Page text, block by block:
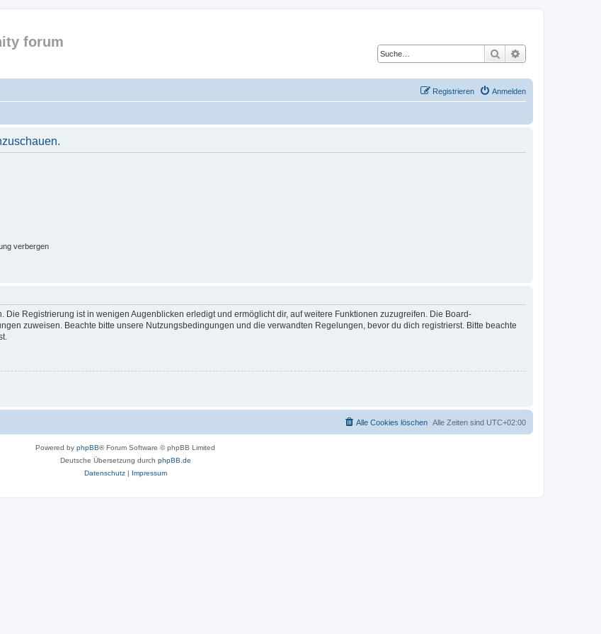
forum
Suche
Anmelden
Registrieren
verbergen
Die Registrierung ist in wenigen Augenblicken erledigt und ermöglicht dir, auf weitere Funktionen zuzugreifen. Die Board-
zuweisen. Beachte bitte unsere Nutzungsbedingungen und die verwandten Regelungen, bevor du dich registrierst. Bitte beachte
Alle Zeiten sind UTC+02:00
Alle Cookies löschen
Powered by phpBB® Forum Software © phpBB Limited
Deutsche Übersetzung durch phpBB.de
Datenschutz| Impressum